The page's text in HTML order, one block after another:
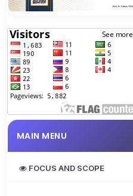
MAIN MENU
FOCUS AND SCOPE